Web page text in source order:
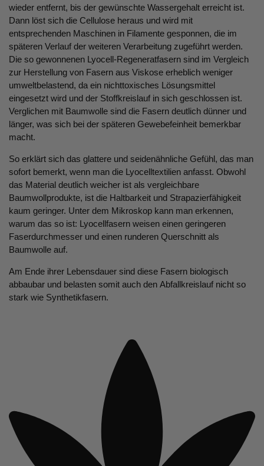
wieder entfernt, bis der gewünschte Wassergehalt erreicht ist.
Dann löst sich die Cellulose heraus und wird mit
entsprechenden Maschinen in Filamente gesponnen, die im
späteren Verlauf der weiteren Verarbeitung zugeführt werden.
Die so gewonnenen Lyocell-Regeneratfasern sind im Vergleich
zur Herstellung von Fasern aus Viskose erheblich weniger
umweltbelastend, da ein nichttoxisches Lösungsmittel
eingesetzt wird und der Stoffkreislauf in sich geschlossen ist.
Verglichen mit Baumwolle sind die Fasern deutlich dünner und
länger, was sich bei der späteren Gewebefeinheit bemerkbar
macht.
So erklärt sich das glattere und seidenähnliche Gefühl, das man
sofort bemerkt, wenn man die Lyocelltextilien anfasst. Obwohl
das Material deutlich weicher ist als vergleichbare
Baumwollprodukte, ist die Haltbarkeit und Strapazierfähigkeit
kaum geringer. Unter dem Mikroskop kann man erkennen,
warum das so ist: Lyocellfasern weisen einen geringeren
Faserdurchmesser und einen runderen Querschnitt als
Baumwolle auf.
Am Ende ihrer Lebensdauer sind diese Fasern biologisch
abbaubar und belasten somit auch den Abfallkreislauf nicht so
stark wie Synthetikfasern.